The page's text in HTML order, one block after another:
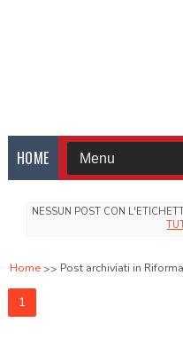
HOME
NESSUN POST CON
Home Post archiviati in
1